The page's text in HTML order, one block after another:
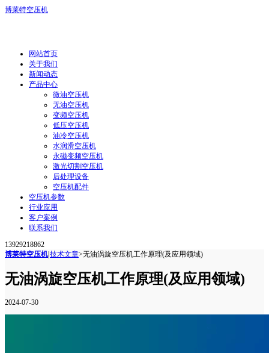
博莱特空压机
网站首页
关于我们
新闻动态
产品中心
微油空压机
无油空压机
变频空压机
低压空压机
油冷空压机
水润滑空压机
永磁变频空压机
激光切割空压机
后处理设备
空压机配件
空压机参数
行业应用
客户案例
联系我们
13929218862
博莱特空压机|技术文章>无油涡旋空压机工作原理(及应用领域)
无油涡旋空压机工作原理(及应用领域)
2024-07-30